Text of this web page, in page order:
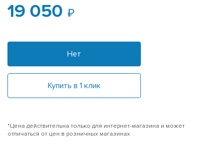
19 050
Нет
Купить в 1 клик
*Цена действительна только для интернет-магазина и может
отличаться от цен в розничных магазинах